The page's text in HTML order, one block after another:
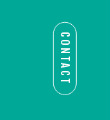
CONTACT